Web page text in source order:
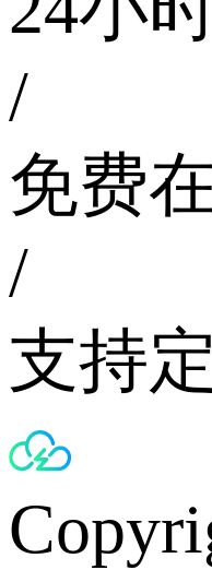
/
免费
/
支持